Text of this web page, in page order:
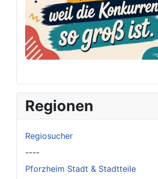
Original herunterladen
Regionen
Regiosucher
----
Pforzheim Stadt & Stadtteile